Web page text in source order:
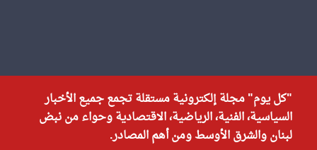
"كل يوم" مجلة إلكترونية مستقلة تجمع جميع الأخبار
السياسية، الفنية، الرياضية، الاقتصادية وحواء من نبض
لبنان والشرق الأوسط ومن أهم المصادر.